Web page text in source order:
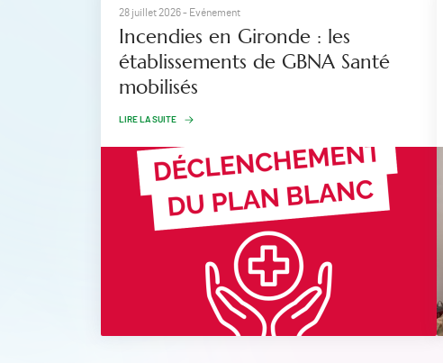
28 juillet 2026- Evénement
Incendies en Gironde : les
établissements de GBNA Santé
mobilisés
LIRE LA SUITE